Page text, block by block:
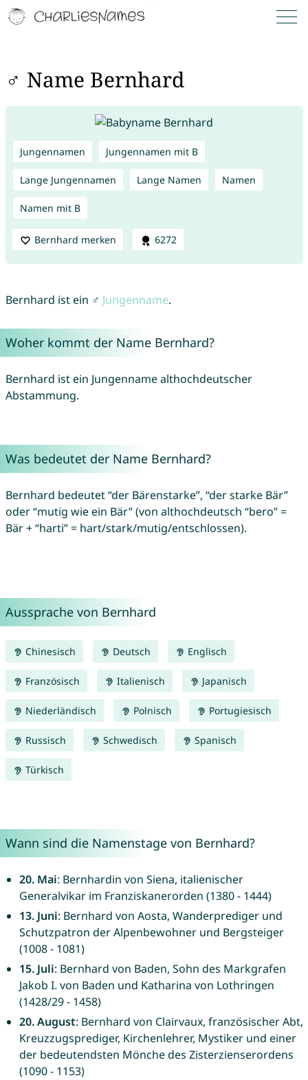
♂ Name Bernhard
Jungennamen Jungennamen mit B
Lange Jungennamen Lange Namen Namen
Namen mit B
Bernhard merken 6272
Bernhard ist ein ♂ Jungenname.
Woher kommt der Name Bernhard?
Bernhard ist ein Jungenname althochdeutscher
Abstammung.
Was bedeutet der Name Bernhard?
Bernhard bedeutet “der Bärenstarke”, “der starke Bär”
oder “mutig wie ein Bär” (von althochdeutsch “bero” =
Bär + “harti” = hart/stark/mutig/entschlossen).
Aussprache von Bernhard
Chinesisch Deutsch Englisch
Französisch Italienisch Japanisch
Niederländisch Polnisch Portugiesisch
Russisch Schwedisch Spanisch
Türkisch
Wann sind die Namenstage von Bernhard?
20. Mai: Bernhardin von Siena, italienischer
Generalvikar im Franziskanerorden (1380 - 1444)
13. Juni: Bernhard von Aosta, Wanderprediger und
Schutzpatron der Alpenbewohner und Bergsteiger
(1008 - 1081)
15. Juli: Bernhard von Baden, Sohn des Markgrafen
Jakob I. von Baden und Katharina von Lothringen
(1428/29 - 1458)
20. August: Bernhard von Clairvaux, französischer Abt,
Kreuzzugsprediger, Kirchenlehrer, Mystiker und einer
der bedeutendsten Mönche des Zisterzienserordens
(1090 - 1153)